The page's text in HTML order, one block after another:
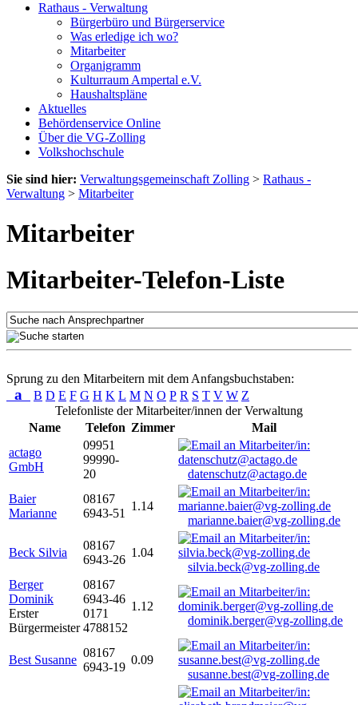
Rathaus - Verwaltung
Bürgerbüro und Bürgerservice
Was erledige ich wo?
Mitarbeiter
Organigramm
Kulturraum Ampertal e.V.
Haushaltspläne
Aktuelles
Behördenservice Online
Über die VG-Zolling
Volkshochschule
Sie sind hier: Verwaltungsgemeinschaft Zolling > Rathaus -
Verwaltung > Mitarbeiter
Mitarbeiter
Mitarbeiter-Telefon-Liste
Sprung zu den Mitarbeitern mit dem Anfangsbuchstaben:
a B D E F G H K L M N O P R S T V W Z
Telefonliste der Mitarbeiter/innen der Verwaltung
Name
Telefon Zimmer
Mail
actago
GmbH
09951
99990-
20
datenschutz@actago.de
Baier
Marianne
08167
6943-51
1.14
marianne.baier@vg-zolling.de
Beck Silvia
08167
6943-26
1.04
silvia.beck@vg-zolling.de
Berger
Dominik
Erster
Bürgermeister
08167
6943-46
0171
4788152
1.12
dominik.berger@vg-zolling.de
Best Susanne
08167
6943-19
0.09
susanne.best@vg-zolling.de